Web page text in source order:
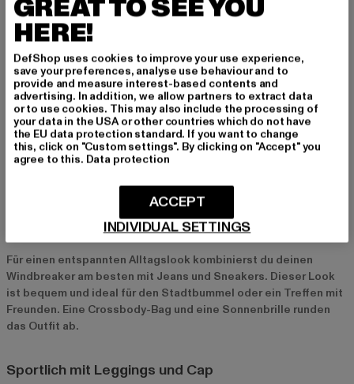
Für sportliche Windbreaker sindAdidasundNike
Wahl. Diese Marken bieten stylische Modelle, die
Funktionalität und Mode vereinen und sich ideal für einen
aktiven Lifestyle eignen.
Def und Vero Moda: Qualität und Style
DefundVero Modabieten hochwertige Windbreaker, die durch
Stil und Qualität überzeugen. Diese Marken kombinieren
zeitlose Designs mit hochwertigen Materialien und sind ideal
für alle, die auf Qualität und Vielseitigkeit setzen.
Styling-Tipps für Damen-Windbreaker
Casual mit Jeans und Sneakers
Für einen entspannten Alltagslook kombinierst du deinen
Windbreaker am besten mit Jeans und Sneakers. Dieser Look
ist bequem und ideal für den Stadtbummel oder ein Treffen mit
Freunden. Eine Crossbody-Bag und eine Sonnenbrille runden
das Outfit ab.
Sportlich mit Leggings und Cap
GREAT TO SEE YOU
HERE!
DefShop uses cookies to improve your use experience,
save your preferences, analyse use behaviour and to
provide and measure interest-based contents and
advertising. In addition, we allow partners to extract data
or to use cookies. This may also include the processing of
your data in the USA or other countries which do not have
the EU data protection standard. If you want to change
this, click on "Custom settings". By clicking on "Accept" you
agree to this. Data protection
INDIVIDUAL SETTINGS
ACCEPT